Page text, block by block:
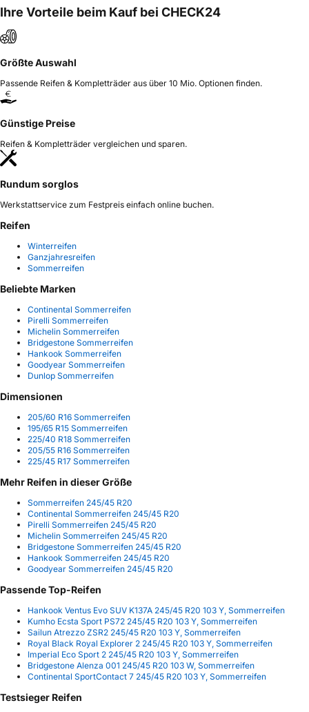
Ihre Vorteile beim Kauf bei CHECK24
Größte Auswahl
Passende Reifen & Kompletträder aus über 10 Mio. Optionen finden.
Günstige Preise
Reifen & Kompletträder vergleichen und sparen.
Rundum sorglos
Werkstattservice zum Festpreis einfach online buchen.
Reifen
Winterreifen
Ganzjahresreifen
Sommerreifen
Beliebte Marken
Continental Sommerreifen
Pirelli Sommerreifen
Michelin Sommerreifen
Bridgestone Sommerreifen
Hankook Sommerreifen
Goodyear Sommerreifen
Dunlop Sommerreifen
Dimensionen
205/60 R16 Sommerreifen
195/65 R15 Sommerreifen
225/40 R18 Sommerreifen
205/55 R16 Sommerreifen
225/45 R17 Sommerreifen
Mehr Reifen in dieser Größe
Sommerreifen 245/45 R20
Continental Sommerreifen 245/45 R20
Pirelli Sommerreifen 245/45 R20
Michelin Sommerreifen 245/45 R20
Bridgestone Sommerreifen 245/45 R20
Hankook Sommerreifen 245/45 R20
Goodyear Sommerreifen 245/45 R20
Passende Top-Reifen
Hankook Ventus Evo SUV K137A 245/45 R20 103 Y, Sommerreifen
Kumho Ecsta Sport PS72 245/45 R20 103 Y, Sommerreifen
Sailun Atrezzo ZSR2 245/45 R20 103 Y, Sommerreifen
Royal Black Royal Explorer 2 245/45 R20 103 Y, Sommerreifen
Imperial Eco Sport 2 245/45 R20 103 Y, Sommerreifen
Bridgestone Alenza 001 245/45 R20 103 W, Sommerreifen
Continental SportContact 7 245/45 R20 103 Y, Sommerreifen
Testsieger Reifen